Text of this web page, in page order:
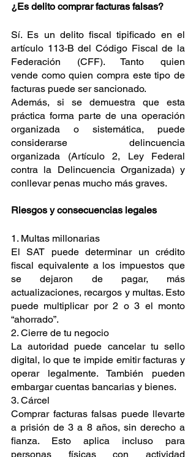
¿Es delito comprar facturas falsas?
Sí. Es un delito fiscal tipificado en el
artículo 113-B del Código Fiscal de la
Federación (CFF). Tanto quien
vende como quien compra este tipo de
facturas puede ser sancionado.
Además, si se demuestra que esta
práctica forma parte de una operación
organizada o sistemática, puede
considerarse delincuencia
organizada (Artículo 2, Ley Federal
contra la Delincuencia Organizada) y
conllevar penas mucho más graves.
Riesgos y consecuencias legales
1. Multas millonarias
El SAT puede determinar un crédito
fiscal equivalente a los impuestos que
se dejaron de pagar, más
actualizaciones, recargos y multas. Esto
puede multiplicar por 2 o 3 el monto
“ahorrado”.
2. Cierre de tu negocio
La autoridad puede cancelar tu sello
digital, lo que te impide emitir facturas y
operar legalmente. También pueden
embargar cuentas bancarias y bienes.
3. Cárcel
Comprar facturas falsas puede llevarte
a prisión de 3 a 8 años, sin derecho a
fianza. Esto aplica incluso para
personas físicas con actividad